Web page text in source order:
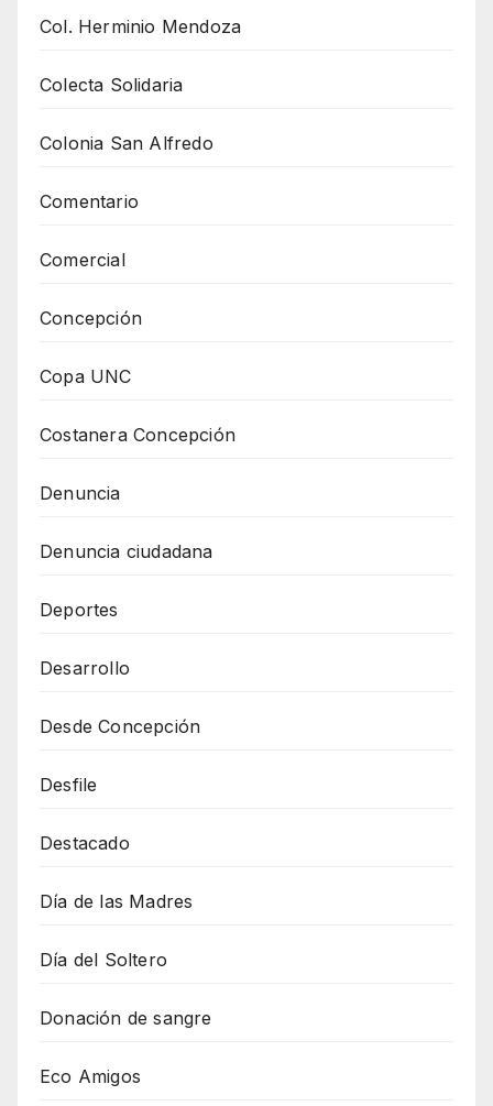
Col. Herminio Mendoza
Colecta Solidaria
Colonia San Alfredo
Comentario
Comercial
Concepción
Copa UNC
Costanera Concepción
Denuncia
Denuncia ciudadana
Deportes
Desarrollo
Desde Concepción
Desfile
Destacado
Día de las Madres
Día del Soltero
Donación de sangre
Eco Amigos